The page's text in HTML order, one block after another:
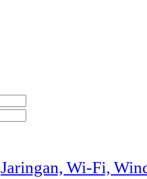
Jaringan, Wi-Fi,